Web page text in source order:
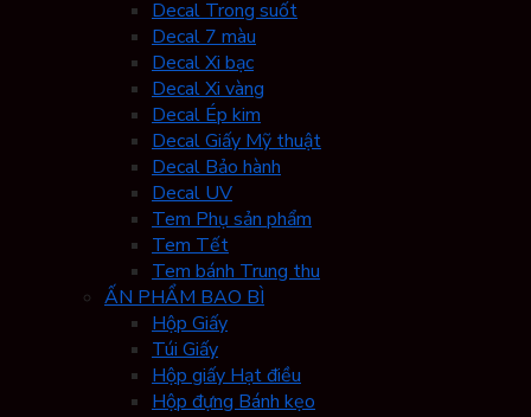
Decal Trong suốt
Decal 7 màu
Decal Xi bạc
Decal Xi vàng
Decal Ép kim
Decal Giấy Mỹ thuật
Decal Bảo hành
Decal UV
Tem Phụ sản phẩm
Tem Tết
Tem bánh Trung thu
ẤN PHẨM BAO BÌ
Hộp Giấy
Túi Giấy
Hộp giấy Hạt điều
Hộp đựng Bánh kẹo